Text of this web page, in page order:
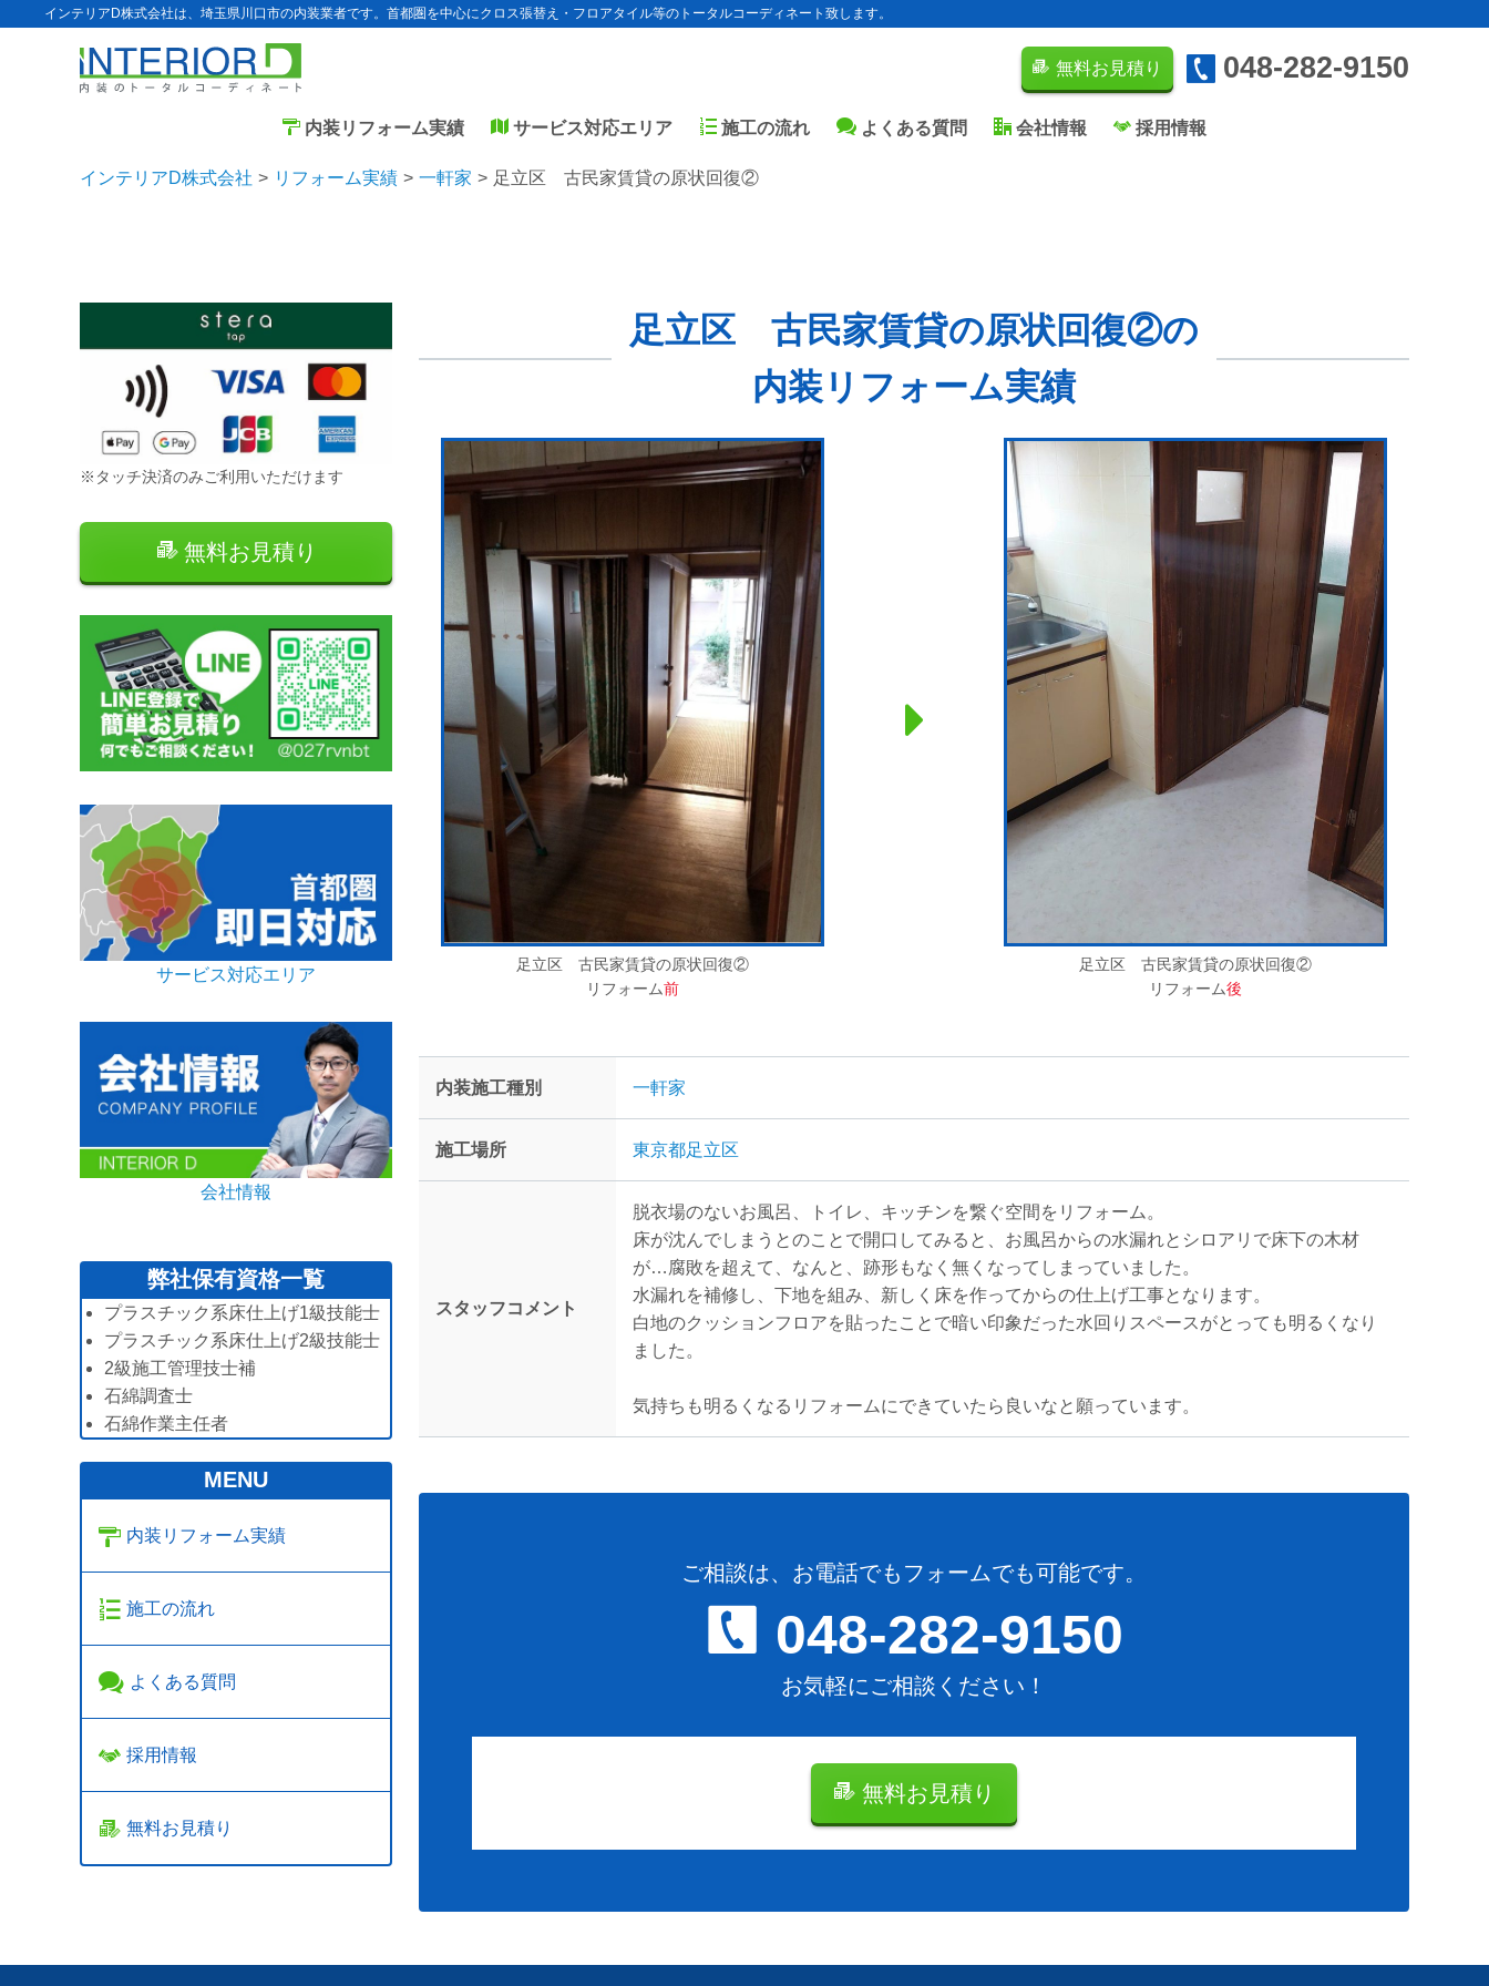
インテリアD株式会社は、埼玉県川口市の内装業者です。首都圏を中心にクロス張替え・フロアタイル等のトータルコーディネート致します。
無料お見積り 048-282-9150
内装リフォーム実績 サービス対応エリア 施工の流れ よくある質問 会社情報 採用情報
インテリアD株式会社 リフォーム実績 一軒家 足立区 古民家賃貸の原状回復②
足立区 古民家賃貸の原状回復②の
内装リフォーム実績
足立区 古民家賃貸の原状回復②
リフォーム前
足立区 古民家賃貸の原状回復②
リフォーム後
内装施工種別 一軒家
施工場所 東京都足立区
スタッフコメント
脱衣場のないお風呂、トイレ、キッチンを繋ぐ空間をリフォーム。
床が沈んでしまうとのことで開口してみると、お風呂からの水漏れとシロアリで床下の木材
が…腐敗を超えて、なんと、跡形もなく無くなってしまっていました。
水漏れを補修し、下地を組み、新しく床を作ってからの仕上げ工事となります。
白地のクッションフロアを貼ったことで暗い印象だった水回りスペースがとっても明るくなり
ました。
気持ちも明るくなるリフォームにできていたら良いなと願っています。
ご相談は、お電話でもフォームでも可能です。
048-282-9150
お気軽にご相談ください！
無料お見積り
※タッチ決済のみご利用いただけます
無料お見積り
サービス対応エリア
会社情報
弊社保有資格一覧
プラスチック系床仕上げ1級技能士
プラスチック系床仕上げ2級技能士
2級施工管理技士補
石綿調査士
石綿作業主任者
MENU
内装リフォーム実績
施工の流れ
よくある質問
採用情報
無料お見積り